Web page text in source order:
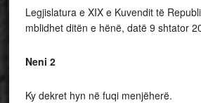
Legjislatura e XIX e Kuvendit të
mblidhet ditën e hënë, datë 9 shtator
Neni 2
Ky dekret hyn në fuqi menjëherë.